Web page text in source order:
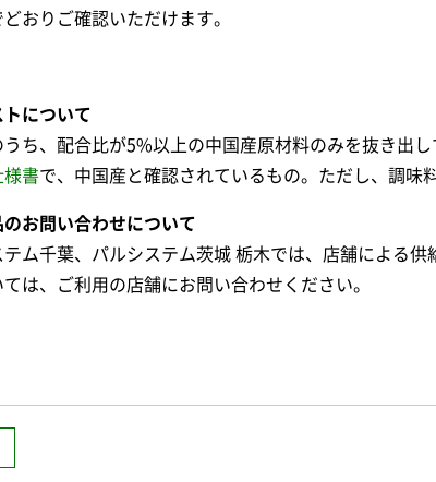
おりご確認いただけます。
について
うち、配合比が5%以上の中国産原材料のみを抜き出し
様書で、中国産と確認されているもの。ただし、調味
のお問い合わせについて
テム千葉、パルシステム茨城 栃木では、店舗による
は、ご利用の店舗にお問い合わせください。